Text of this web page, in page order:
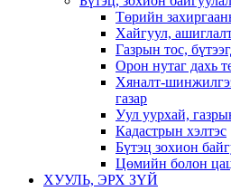
Төрийн
Хайгуул,
Газрын тос,
Орон нутаг дахь
Хяналт-
газар
Уул уурхай,
Кадастрын хэлтэс
Бүтэц зохион
Цөмийн болон
ХУУЛЬ, ЭРХ ЗҮЙ